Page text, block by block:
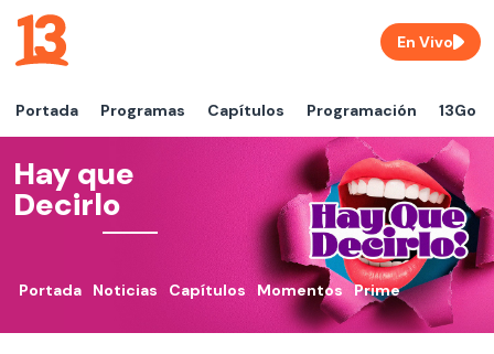
Portada Programas Capítulos Programación 13Go
En Vivo
Hay que
Decirlo
Portada Noticias Capítulos Momentos Prime